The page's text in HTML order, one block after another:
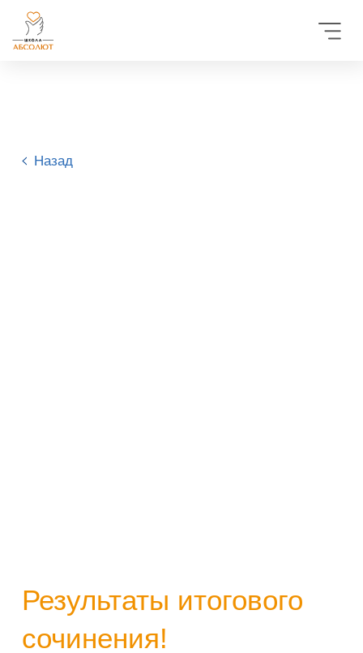
Назад
Результаты итогового
сочинения!